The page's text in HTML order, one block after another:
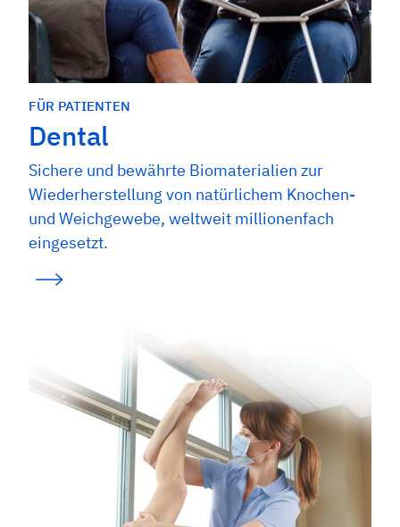
FÜR PATIENTEN
Dental
Sichere und bewährte Biomaterialien zur
Wiederherstellung von natürlichem Knochen-
und Weichgewebe, weltweit millionenfach
eingesetzt.